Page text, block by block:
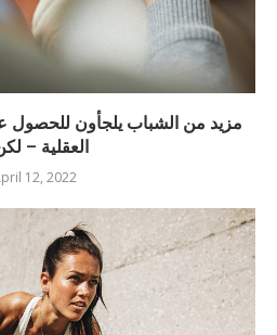
مزيد من الشباب يلجأون للحصول
العقلية –
12, 2022